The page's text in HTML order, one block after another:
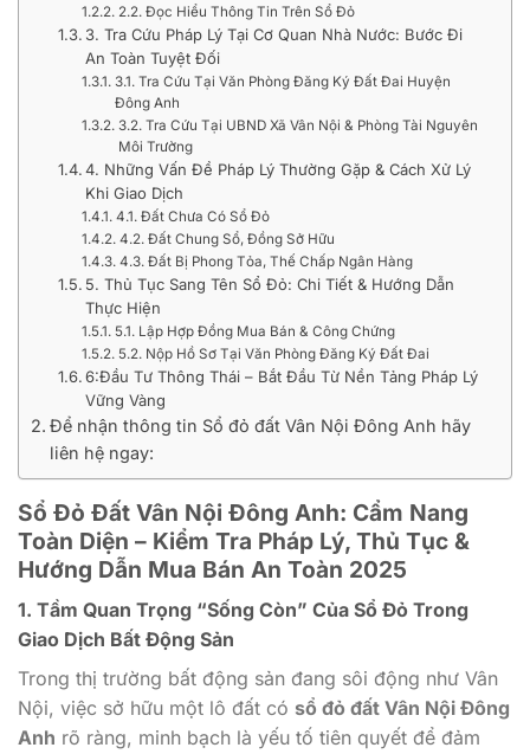
2.2. Đọc Hiểu Thông Tin Trên Sổ Đỏ
3. Tra Cứu Pháp Lý Tại Cơ Quan Nhà Nước: Bước Đi
An Toàn Tuyệt Đối
3.1. Tra Cứu Tại Văn Phòng Đăng Ký Đất Đai Huyện
Đông Anh
3.2. Tra Cứu Tại UBND Xã Vân Nội & Phòng Tài Nguyên
Môi Trường
4. Những Vấn Đề Pháp Lý Thường Gặp & Cách Xử Lý
Khi Giao Dịch
4.1. Đất Chưa Có Sổ Đỏ
4.2. Đất Chung Sổ, Đồng Sở Hữu
4.3. Đất Bị Phong Tỏa, Thế Chấp Ngân Hàng
5. Thủ Tục Sang Tên Sổ Đỏ: Chi Tiết & Hướng Dẫn
Thực Hiện
5.1. Lập Hợp Đồng Mua Bán & Công Chứng
5.2. Nộp Hồ Sơ Tại Văn Phòng Đăng Ký Đất Đai
6:Đầu Tư Thông Thái – Bắt Đầu Từ Nền Tảng Pháp Lý
Vững Vàng
Để nhận thông tin Sổ đỏ đất Vân Nội Đông Anh hãy
liên hệ ngay:
Sổ Đỏ Đất Vân Nội Đông Anh: Cẩm Nang
Toàn Diện – Kiểm Tra Pháp Lý, Thủ Tục &
Hướng Dẫn Mua Bán An Toàn 2025
1. Tầm Quan Trọng “Sống Còn” Của Sổ Đỏ Trong
Giao Dịch Bất Động Sản
Trong thị trường bất động sản đang sôi động như Vân
Nội, việc sở hữu một lô đất có sổ đỏ đất Vân Nội Đông
Anh rõ ràng, minh bạch là yếu tố tiên quyết để đảm